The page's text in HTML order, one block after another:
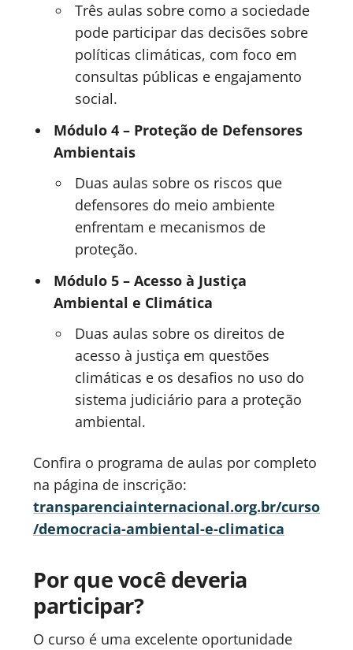
Três aulas sobre como a sociedade
pode participar das decisões sobre
políticas climáticas, com foco em
consultas públicas e engajamento
social.
Módulo 4 – Proteção de Defensores
Ambientais
Duas aulas sobre os riscos que
defensores do meio ambiente
enfrentam e mecanismos de
proteção.
Módulo 5 – Acesso à Justiça
Ambiental e Climática
Duas aulas sobre os direitos de
acesso à justiça em questões
climáticas e os desafios no uso do
sistema judiciário para a proteção
ambiental.
Confira o programa de aulas por completo
na página de inscrição:
transparenciainternacional.org.br/curso
/democracia-ambiental-e-climatica
Por que você deveria
participar?
O curso é uma excelente oportunidade